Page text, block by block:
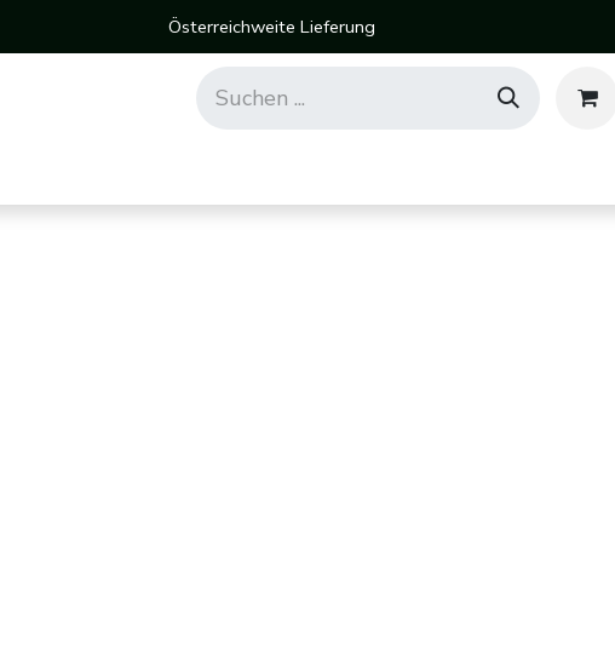
Österreichweite Lieferung